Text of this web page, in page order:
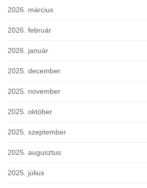
2026. március
2026. február
2026. január
2025. december
2025. november
2025. október
2025. szeptember
2025. augusztus
2025. július